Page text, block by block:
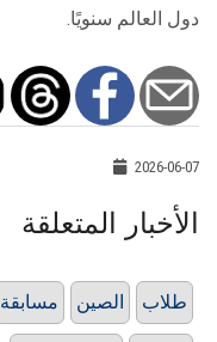
دول العالم سنويًا.
2026-06-07
الأخبار المتعلقة
مسابقة الصين طلاب